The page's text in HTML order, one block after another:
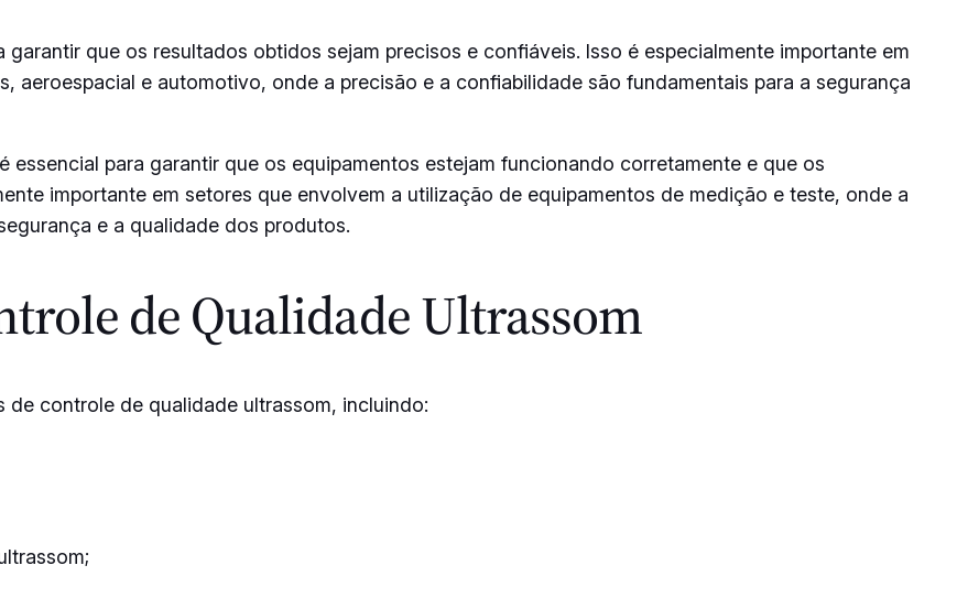
que os resultados obtidos sejam precisos e confiáveis. Isso é especialmente importante em
aeroespacial e automotivo, onde a precisão e a confiabilidade são fundamentais para a segurança
para garantir que os equipamentos estejam funcionando corretamente e que os
importante em setores que envolvem a utilização de equipamentos de medição e teste, onde a
e a qualidade dos produtos.
de Qualidade Ultrassom
de controle de qualidade ultrassom, incluindo: